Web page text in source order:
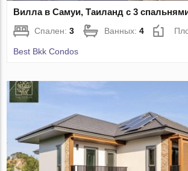
Вилла в Самуи, Таиланд с 3
Спален:3 Ванных:4
Best Bkk Condos